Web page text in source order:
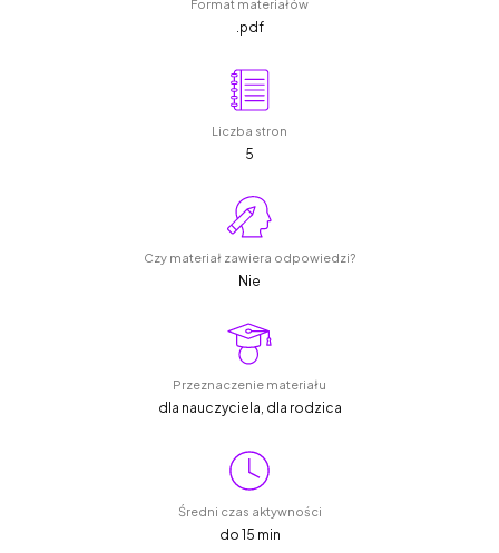
Format materiałów
.pdf
Liczba stron
5
Czy materiał zawiera odpowiedzi?
Nie
Przeznaczenie materiału
dla nauczyciela, dla rodzica
Średni czas aktywności
do 15 min